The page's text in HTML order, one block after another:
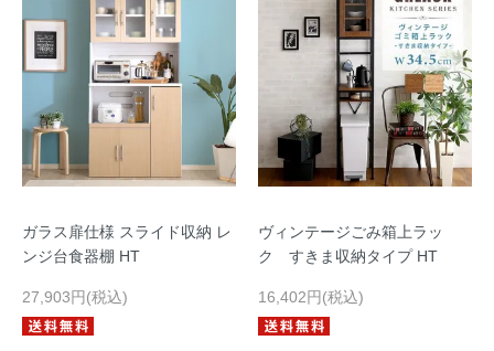
ガラス扉仕様 スライド収納 レ
ンジ台食器棚 HT
27,903円(税込)
ヴィンテージごみ箱上ラッ
ク すきま収納タイプ HT
16,402円(税込)